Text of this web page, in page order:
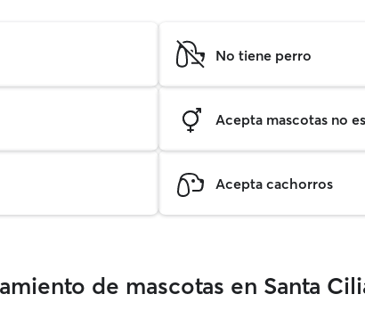
No tiene perro
Acepta mascotas no
Acepta cachorros
de mascotas en Santa